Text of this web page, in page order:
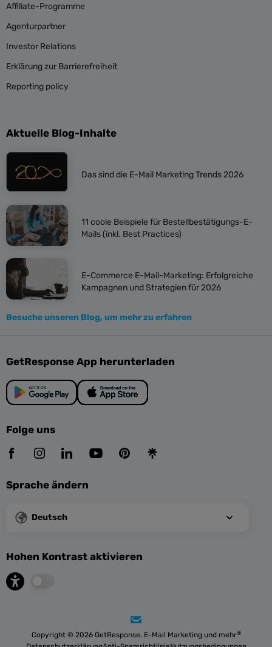
Affiliate-Programme
Agenturpartner
Investor Relations
Erklärung zur Barrierefreiheit
Reporting policy
Aktuelle Blog-Inhalte
Das sind die E-Mail Marketing Trends 2026
11 coole Beispiele für Bestellbestätigungs-E-
Mails (inkl. Best Practices)
E-Commerce E-Mail-Marketing: Erfolgreiche
Kampagnen und Strategien für 2026
Besuche unseren Blog, um mehr zu erfahren
GetResponse App herunterladen
Folge uns
Sprache ändern
Deutsch
Hohen Kontrast aktivieren
Copyright © 2026 GetResponse. E-Mail Marketing und mehr®